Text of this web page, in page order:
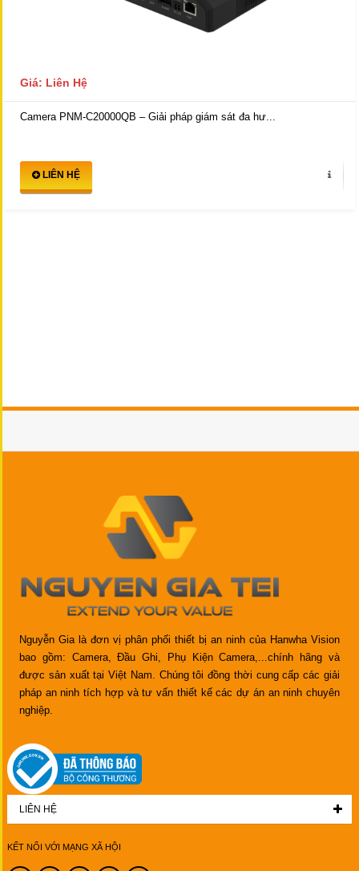
Giá: Liên Hệ
Camera PNM-C20000QB – Giải pháp giám sát đa hư...
LIÊN HỆ
Nguyễn Gia là đơn vị phân phối thiết bị an ninh của Hanwha Vision
bao gồm: Camera, Đầu Ghi, Phụ Kiện Camera,...chính hãng và
được sản xuất tại Việt Nam. Chúng tôi đồng thời cung cấp các giải
pháp an ninh tích hợp và tư vấn thiết kế các dự án an ninh chuyên
nghiệp.
LIÊN HỆ
KẾT NỐI VỚI MẠNG XÃ HỘI